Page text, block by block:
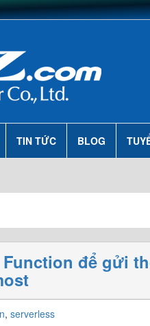
TIN TỨC BLOG
để gửi
, serverless